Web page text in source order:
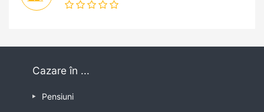
Cazare în ...
Pensiuni